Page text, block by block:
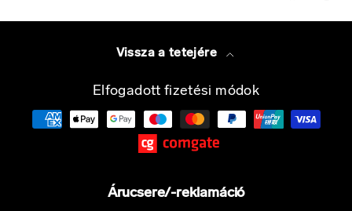
Vissza a tetejére
Elfogadott fizetési módok
Árucsere/-reklamáció